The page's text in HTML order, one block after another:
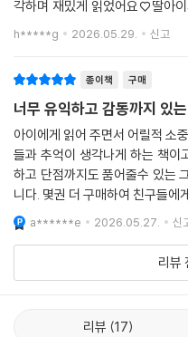
각하며 재밌게 읽었어요♡딸아
름을 적고선 같이 읽는다며 책가
좋았어요
h*****g 2026.05.29. 신고
종이책 구매
너무 유익하고 감동까지 있
아이에게 읽어 주면서 어릴적 소
들과 추억이 생각나게 하는 책이
하고 단점까지도 품어줄수 있는
니다. 몇권 더 구매하여 친구들에
a******e 2026.05.27. 신
리뷰
리뷰 17